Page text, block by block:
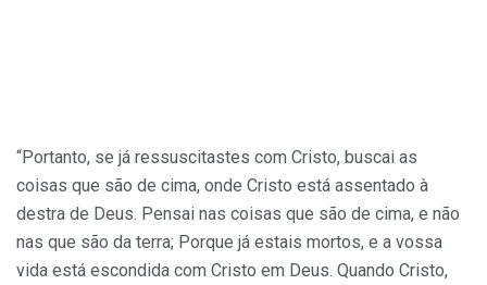
“Portanto, se já ressuscitastes com Cristo, buscai as
coisas que são de cima, onde Cristo está assentado à
destra de Deus. Pensai nas coisas que são de cima, e não
nas que são da terra; Porque já estais mortos, e a vossa
vida está escondida com Cristo em Deus. Quando Cristo,